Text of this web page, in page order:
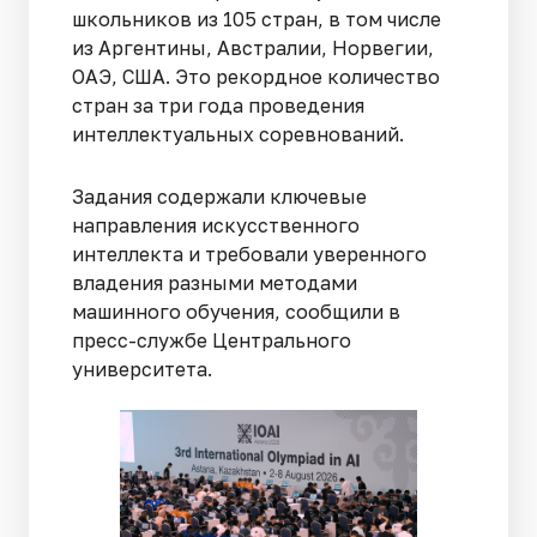
школьников из 105 стран, в том числе
из Аргентины, Австралии, Норвегии,
ОАЭ, США. Это рекордное количество
стран за три года проведения
интеллектуальных соревнований.
Задания содержали ключевые
направления искусственного
интеллекта и требовали уверенного
владения разными методами
машинного обучения, сообщили в
пресс-службе Центрального
университета.